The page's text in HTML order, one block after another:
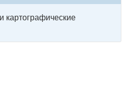
картографические